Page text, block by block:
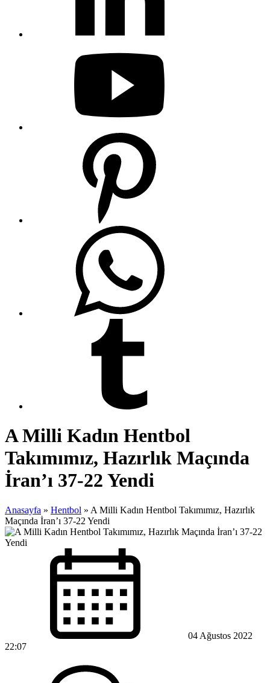
A Milli Kadın Hentbol
Takımımız, Hazırlık Maçında
İran’ı 37-22 Yendi
Anasayfa » Hentbol » A Milli Kadın Hentbol Takımımız, Hazırlık
Maçında İran’ı 37-22 Yendi
04 Ağustos 2022
22:07